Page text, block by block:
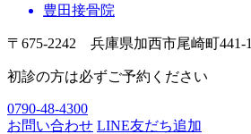
豊田接骨院
〒675-2242 兵庫県加西市尾崎町441-1
初診の方は必ずご予約ください
0790-48-4300
お問い合わせ LINE友だち追加